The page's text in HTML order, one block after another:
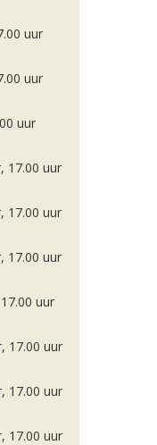
uur
uur
uur
17.00 uur
17.00 uur
17.00 uur
uur
17.00 uur
17.00 uur
17.00 uur